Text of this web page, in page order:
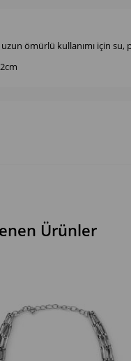
ömürlü kullanımı için su,
Ürünler